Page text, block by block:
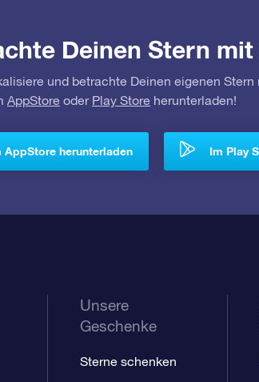
Deinen Stern
und betrachte Deinen eigenen Stern
AppStore oder Play Store herunterladen!
AppStore herunterladen Im Play
Unsere
Geschenke
Sterne schenken